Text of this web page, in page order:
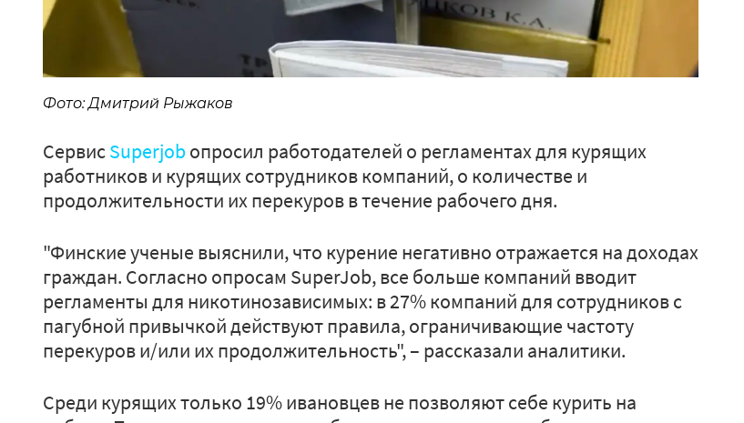
Фото: Дмитрий Рыжаков
СервисSuperjobопросил работодателей о регламентах для курящих
работников и курящих сотрудников компаний, о количестве и
продолжительности их перекуров в течение рабочего дня.
"Финские ученые выяснили, что курение негативно отражается на доходах
граждан. Согласно опросам SuperJob, все больше компаний вводит
регламенты для никотинозависимых: в 27% компаний для сотрудников с
пагубной привычкой действуют правила, ограничивающие частоту
перекуров и/или их продолжительность", – рассказали аналитики.
Среди курящих только 19% ивановцев не позволяют себе курить на